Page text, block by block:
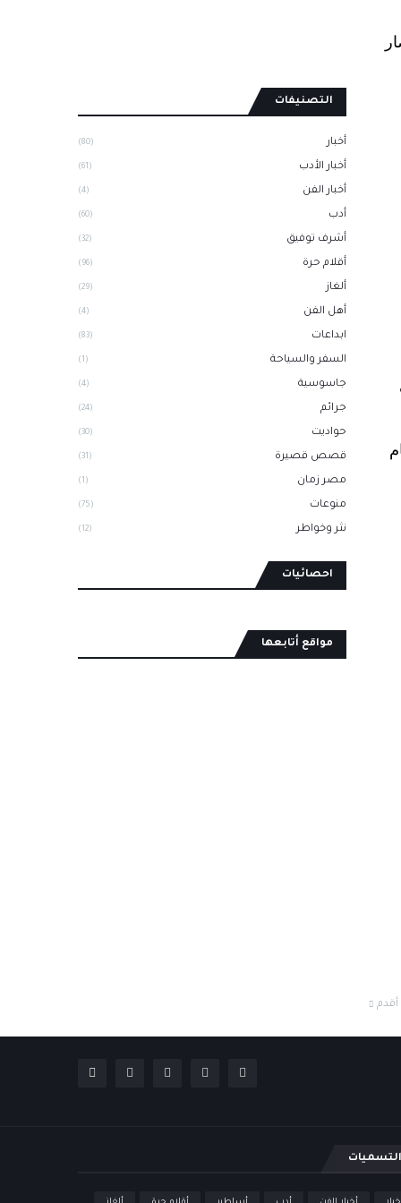
أقدم
التصنيفات
أخبار (80)
أخبار الأدب (61)
أخبار الفن (4)
أدب (60)
أشرف توفيق (32)
أقلام حرة (96)
ألغاز (29)
أهل الفن (4)
ابداعات (83)
السفر والسياحة (1)
جاسوسية (4)
جرائم (24)
حواديت (30)
قصص قصيرة (31)
مصر زمان (1)
منوعات (75)
نثر وخواطر (12)
احصائيات
مواقع أتابعها
التسميات